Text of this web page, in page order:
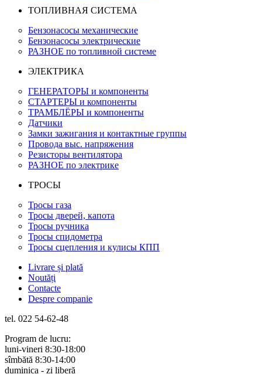
ТОПЛИВНАЯ СИСТЕМА
Бензонасосы механические
Бензонасосы электрические
РАЗНОЕ по топливной системе
ЭЛЕКТРИКА
ГЕНЕРАТОРЫ и компоненты
СТАРТЕРЫ и компоненты
ТРАМБЛЁРЫ и компоненты
Датчики
Замки зажигания и контактные группы
Провода выс. напряжения
Резисторы вентилятора
РАЗНОЕ по электрике
ТРОСЫ
Тросы газа
Тросы дверей, капота
Тросы ручника
Тросы спидометра
Тросы сцепления и кулисы КПП
Livrare și plată
Noutăți
Contacte
Despre companie
tel. 022 54-62-48
Program de lucru:
luni-vineri 8:30-18:00
sîmbătă 8:30-14:00
duminica - zi liberă